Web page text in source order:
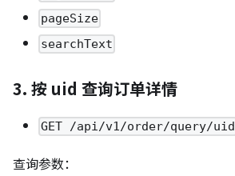
pageSize
searchText
3. 按 uid 查询订单详情
GET /api/v1/order/query/uid
查询参数：